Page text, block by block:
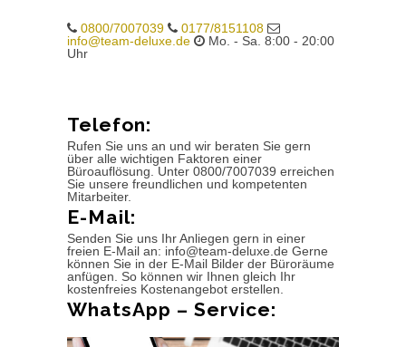
0800/7007039
0177/8151108
info@team-deluxe.de
Mo. - Sa. 8:00 - 20:00
Uhr
Telefon:
Rufen Sie uns an und wir beraten Sie gern
über alle wichtigen Faktoren einer
Büroauflösung. Unter 0800/7007039 erreichen
Sie unsere freundlichen und kompetenten
Mitarbeiter.
E-Mail:
Senden Sie uns Ihr Anliegen gern in einer
freien E-Mail an: info@team-deluxe.de Gerne
können Sie in der E-Mail Bilder der Büroräume
anfügen. So können wir Ihnen gleich Ihr
kostenfreies Kostenangebot erstellen.
WhatsApp – Service: